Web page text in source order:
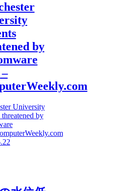
by
University
threatened by